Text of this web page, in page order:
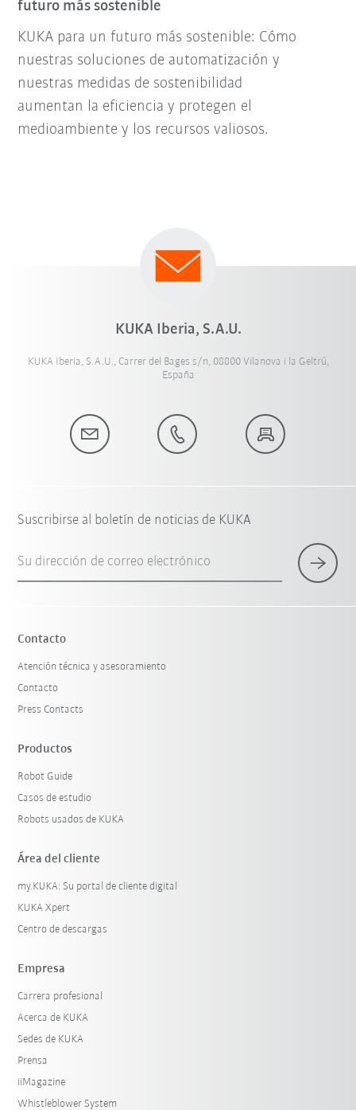
futuro más sostenible
KUKA para un futuro más sostenible: Cómo
nuestras soluciones de automatización y
nuestras medidas de sostenibilidad
aumentan la eficiencia y protegen el
medioambiente y los recursos valiosos.
KUKA Iberia, S.A.U.
KUKA Iberia, S.A.U., Carrer del Bages s/n, 08800 Vilanova i la Geltrú,
España
Suscribirse al boletín de noticias de KUKA
Su dirección de correo electrónico
Contacto
Atención técnica y asesoramiento
Contacto
Press Contacts
Productos
Robot Guide
Casos de estudio
Robots usados de KUKA
Área del cliente
my.KUKA: Su portal de cliente digital
KUKA Xpert
Centro de descargas
Empresa
Carrera profesional
Acerca de KUKA
Sedes de KUKA
Prensa
iiMagazine
Whistleblower System